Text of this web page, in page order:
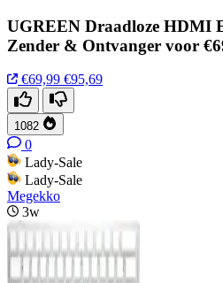
UGREEN Draadloze HDMI
Zender & Ontvanger voor
€69,99 €95,69
1082
0
Lady-Sale
Lady-Sale
Megekko
3w